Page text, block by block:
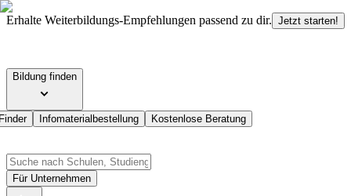
Erhalte Weiterbildungs-Empfehlungen passend zu dir. Jetzt starten!
Bildung finden
Infomaterialbestellung Kostenlose Beratung
Für Unternehmen